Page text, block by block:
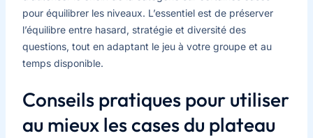
pour équilibrer les niveaux. L’essentiel est de préserver
l’équilibre entre hasard, stratégie et diversité des
questions, tout en adaptant le jeu à votre groupe et au
temps disponible.
Conseils pratiques pour utiliser
au mieux les cases du plateau